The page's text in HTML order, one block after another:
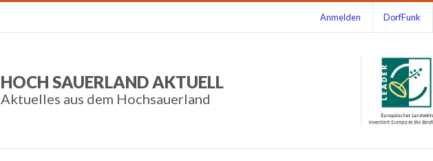
Anmelden DorfFunk
HOCH SAUERLAND AKTUELL
Aktuelles aus dem Hochsauerland